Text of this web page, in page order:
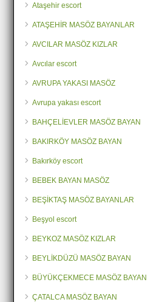
Ataşehir escort
ATAŞEHİR MASÖZ BAYANLAR
AVCILAR MASÖZ KIZLAR
Avcılar escort
AVRUPA YAKASI MASÖZ
Avrupa yakası escort
BAHÇELİEVLER MASÖZ BAYAN
BAKIRKÖY MASÖZ BAYAN
Bakırköy escort
BEBEK BAYAN MASÖZ
BEŞİKTAŞ MASÖZ BAYANLAR
Beşyol escort
BEYKOZ MASÖZ KIZLAR
BEYLİKDÜZÜ MASÖZ BAYAN
BÜYÜKÇEKMECE MASÖZ BAYAN
ÇATALCA MASÖZ BAYAN